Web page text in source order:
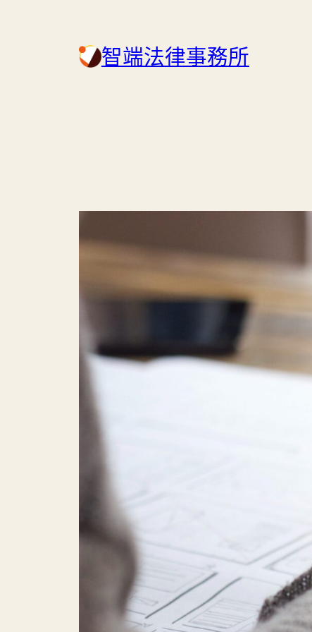
智端法律事務所